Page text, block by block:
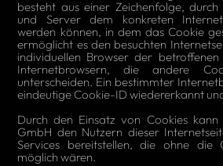
besteht aus einer Zeichenfolge, durch
und Server dem konkreten
werden können, in dem das Cookie
ermöglicht es den besuchten
individuellen Browser der
Internetbrowsern, die andere
unterscheiden. Ein bestimmter
eindeutige Cookie-ID wiedererkannt
Durch den Einsatz von Cookies
GmbH den Nutzern dieser
Services bereitstellen, die ohne die
möglich wären.